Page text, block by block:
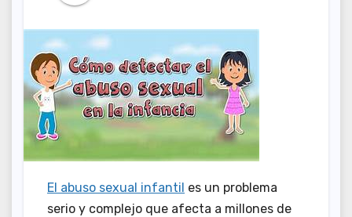
El abuso sexual infantil es un problema
serio y complejo que afecta a millones de